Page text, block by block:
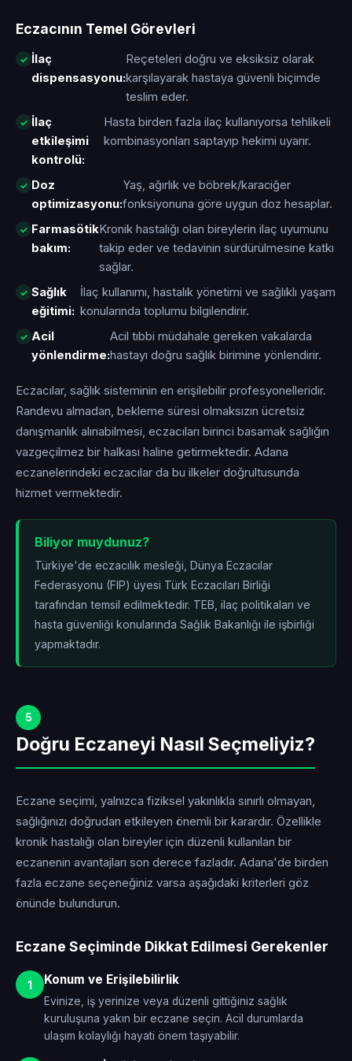
Eczacının Temel Görevleri
İlaç
dispensasyonu:
Reçeteleri doğru ve eksiksiz olarak
karşılayarak hastaya güvenli biçimde
teslim eder.
İlaç
etkileşimi
kontrolü:
Hasta birden fazla ilaç kullanıyorsa tehlikeli
kombinasyonları saptayıp hekimi uyarır.
Doz
optimizasyonu:
Yaş, ağırlık ve böbrek/karaciğer
fonksiyonuna göre uygun doz hesaplar.
Farmasötik
bakım:
Kronik hastalığı olan bireylerin ilaç uyumunu
takip eder ve tedavinin sürdürülmesine katkı
sağlar.
Sağlık
eğitimi:
İlaç kullanımı, hastalık yönetimi ve sağlıklı yaşam
konularında toplumu bilgilendirir.
Acil
yönlendirme:
Acil tıbbi müdahale gereken vakalarda
hastayı doğru sağlık birimine yönlendirir.
Eczacılar, sağlık sisteminin en erişilebilir profesyonelleridir.
Randevu almadan, bekleme süresi olmaksızın ücretsiz
danışmanlık alınabilmesi, eczacıları birinci basamak sağlığın
vazgeçilmez bir halkası haline getirmektedir. Adana
eczanelerindeki eczacılar da bu ilkeler doğrultusunda
hizmet vermektedir.
Biliyor muydunuz?
Türkiye'de eczacılık mesleği, Dünya Eczacılar
Federasyonu (FIP) üyesi Türk Eczacıları Birliği
tarafından temsil edilmektedir. TEB, ilaç politikaları ve
hasta güvenliği konularında Sağlık Bakanlığı ile işbirliği
yapmaktadır.
5
Doğru Eczaneyi Nasıl Seçmeliyiz?
Eczane seçimi, yalnızca fiziksel yakınlıkla sınırlı olmayan,
sağlığınızı doğrudan etkileyen önemli bir karardır. Özellikle
kronik hastalığı olan bireyler için düzenli kullanılan bir
eczanenin avantajları son derece fazladır. Adana'de birden
fazla eczane seçeneğiniz varsa aşağıdaki kriterleri göz
önünde bulundurun.
Eczane Seçiminde Dikkat Edilmesi Gerekenler
1 Konum ve Erişilebilirlik
Evinize, iş yerinize veya düzenli gittiğiniz sağlık
kuruluşuna yakın bir eczane seçin. Acil durumlarda
ulaşım kolaylığı hayati önem taşıyabilir.